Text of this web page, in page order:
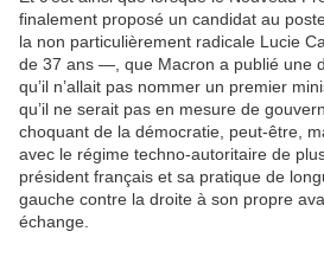
finalement proposé un candidat au
la non particulièrement radicale Lucie
de 37 ans —, que Macron a publié une
qu’il n’allait pas nommer un premier
qu’il ne serait pas en mesure de
choquant de la démocratie, peut-être,
avec le régime techno-autoritaire de
président français et sa pratique de
gauche contre la droite à son propre
échange.